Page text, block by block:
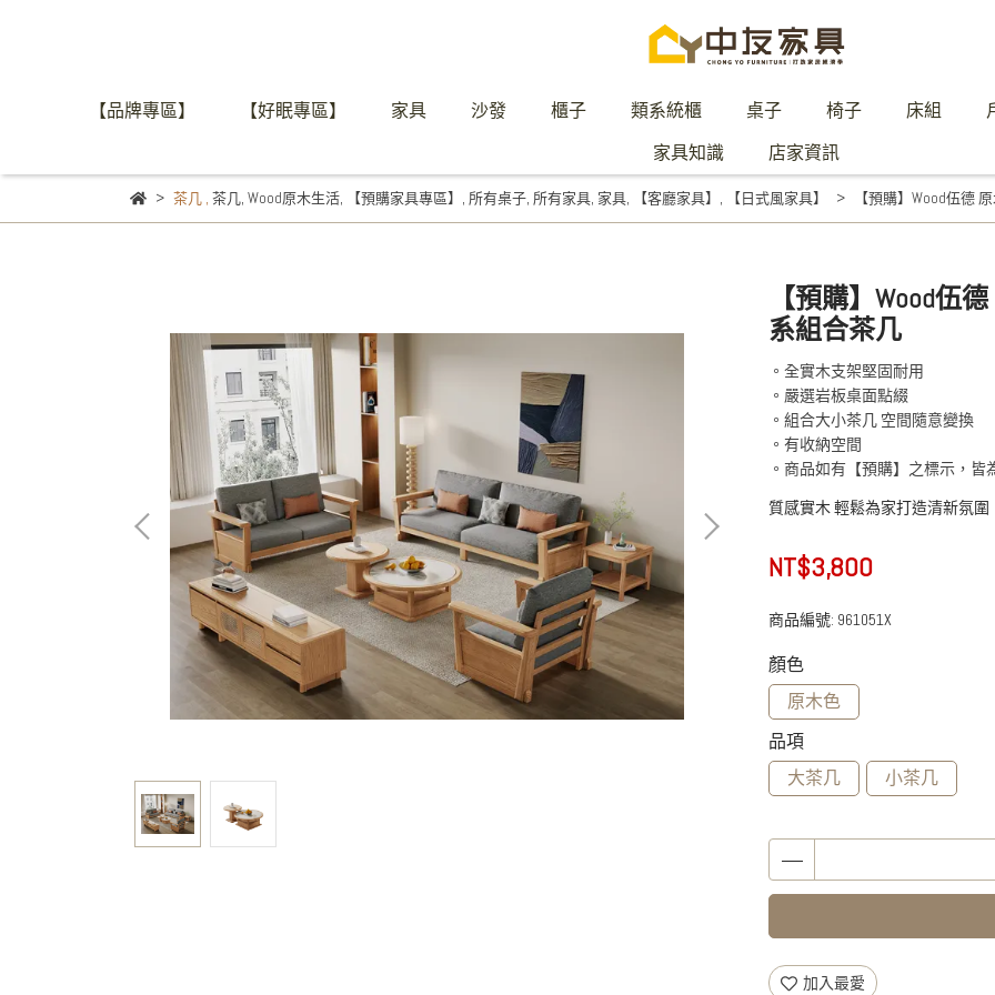
【品牌專區】 【好眠專區】 家具 沙發 櫃子 類系統櫃 桌子 椅子 床組
家具知識
店家資訊
茶几, 茶几, Wood原木生活, 【預購家具專區】 , 所有桌子, 所有家具, 家具, 【客廳家具】 , 【日式風家具】 【預購】Wood伍德
【預購】Wood伍
系組合茶几
。全實木支架堅固耐用
。嚴選岩板桌面點綴
。組合大小茶几 空間隨意變換
。有收納空間
。商品如有【預購】之標示，
質感實木 輕鬆為家打造清新氛圍
NT$3,800
商品編號: 961051X
顏色
原木色
品項
大茶几
小茶几
加入最愛